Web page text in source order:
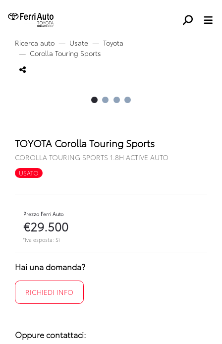
Ricerca auto Usate
Toyota
Corolla Touring Sports
TOYOTA Corolla Touring Sports
COROLLA TOURING SPORTS 1.8H ACTIVE AUTO
USATO
Prezzo Ferri Auto
€29.500
*Iva esposta: Sì
Hai una domanda?
RICHIEDI INFO
Oppure contattaci: